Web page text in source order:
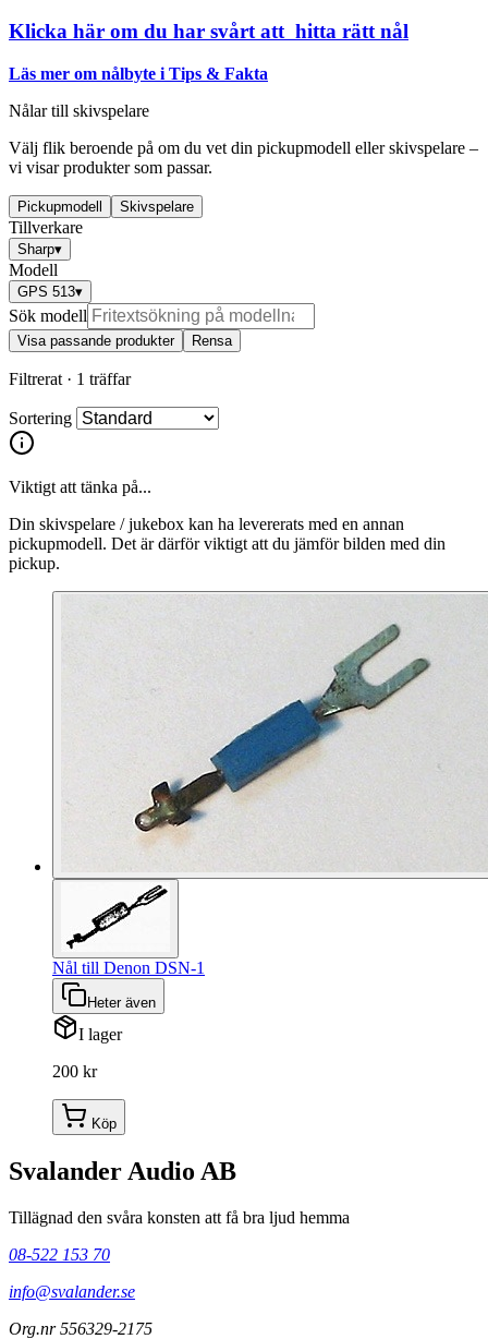
Klicka här om du har svårt att hitta rätt nål
Läs mer om nålbyte i Tips & Fakta
Nålar till skivspelare
Välj flik beroende på om du vet din pickupmodell eller skivspelare –
vi visar produkter som passar.
Pickupmodell Skivspelare
Tillverkare
Sharp▾
Modell
GPS 513▾
Sök modell
Visa passande produkter Rensa
Filtrerat · 1 träffar
Sortering
Viktigt att tänka på...
Din skivspelare / jukebox kan ha levererats med en annan
pickupmodell. Det är därför viktigt att du jämför bilden med din
pickup.
Nål till Denon DSN-1
Heter även
I lager
200 kr
Köp
Svalander Audio AB
Tillägnad den svåra konsten att få bra ljud hemma
08-522 153 70
info@svalander.se
Org.nr 556329-2175